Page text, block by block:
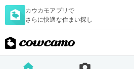
カウカモアプリで
さらに快適な住まい探し